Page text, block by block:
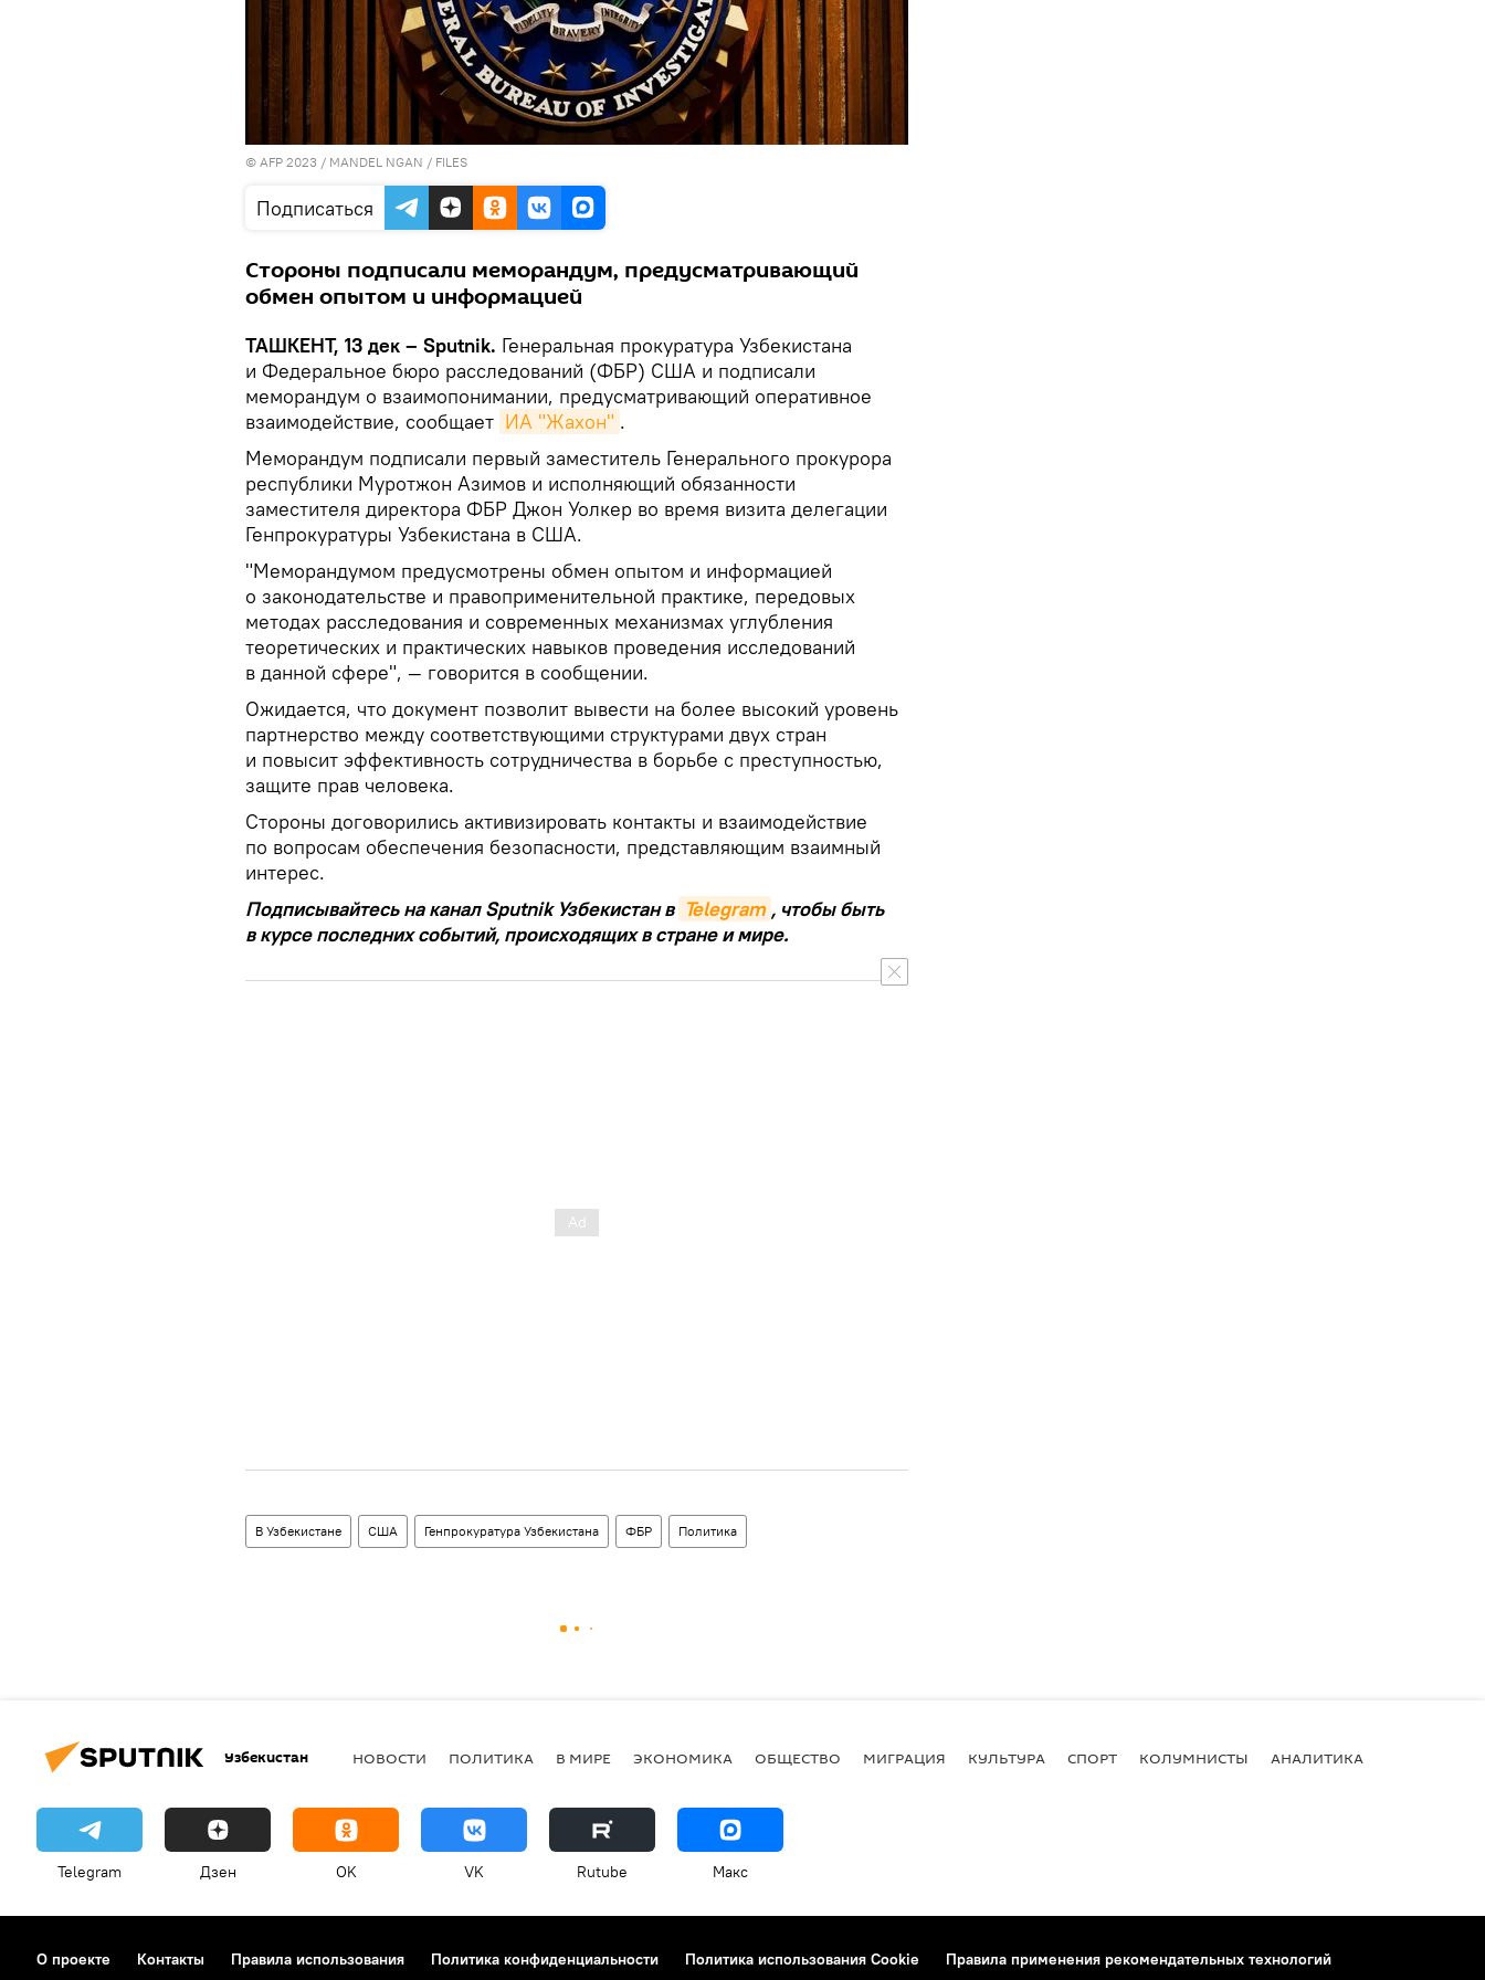
© AFP 2023 / MANDEL NGAN / FILES
Подписаться
Стороны подписали меморандум, предусматривающий
обмен опытом и информацией
ТАШКЕНТ, 13 дек – Sputnik. Генеральная прокуратура Узбекистана
и Федеральное бюро расследований (ФБР) США и подписали
меморандум о взаимопонимании, предусматривающий оперативное
взаимодействие, сообщает ИА "Жахон" .
Меморандум подписали первый заместитель Генерального прокурора
республики Муротжон Азимов и исполняющий обязанности
заместителя директора ФБР Джон Уолкер во время визита делегации
Генпрокуратуры Узбекистана в США.
"Меморандумом предусмотрены обмен опытом и информацией
о законодательстве и правоприменительной практике, передовых
методах расследования и современных механизмах углубления
теоретических и практических навыков проведения исследований
в данной сфере", — говорится в сообщении.
Ожидается, что документ позволит вывести на более высокий уровень
партнерство между соответствующими структурами двух стран
и повысит эффективность сотрудничества в борьбе с преступностью,
защите прав человека.
Стороны договорились активизировать контакты и взаимодействие
по вопросам обеспечения безопасности, представляющим взаимный
интерес.
Подписывайтесь на канал Sputnik Узбекистан в Telegram , чтобы быть
в курсе последних событий, происходящих в стране и мире.
В Узбекистане США Генпрокуратура Узбекистана ФБР Политика
Узбекистан НОВОСТИ ПОЛИТИКА В МИРЕ ЭКОНОМИКА ОБЩЕСТВО МИГРАЦИЯ КУЛЬТУРА СПОРТ КОЛУМНИСТЫ АНАЛИТИКА
Telegram Дзен OK VK Rutube Макс
О проекте Контакты Правила использования Политика конфиденциальности Политика использования Cookie
Правила применения рекомендательных технологий